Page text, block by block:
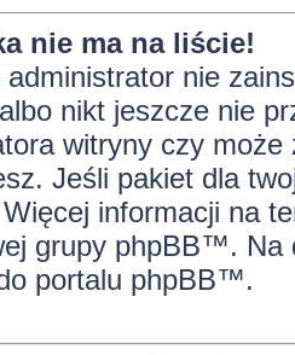
nie ma na liście!
nie
nikt jeszcze nie
witryny czy
Jeśli pakiet dla
informacji na
grupy phpBB™. Na
portalu phpBB™.